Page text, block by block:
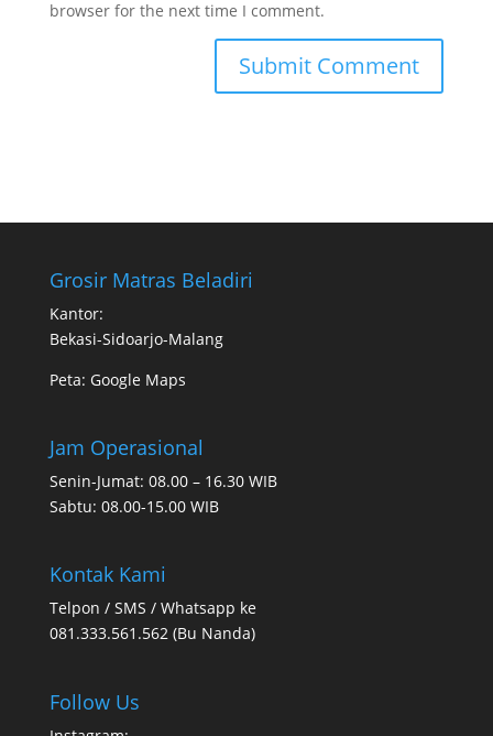
browser for the next time I comment.
Grosir Matras Beladiri
Kantor:
Bekasi-Sidoarjo-Malang
Peta: Google Maps
Jam Operasional
Senin-Jumat: 08.00 – 16.30 WIB
Sabtu: 08.00-15.00 WIB
Kontak Kami
Telpon / SMS / Whatsapp ke
081.333.561.562 (Bu Nanda)
Follow Us